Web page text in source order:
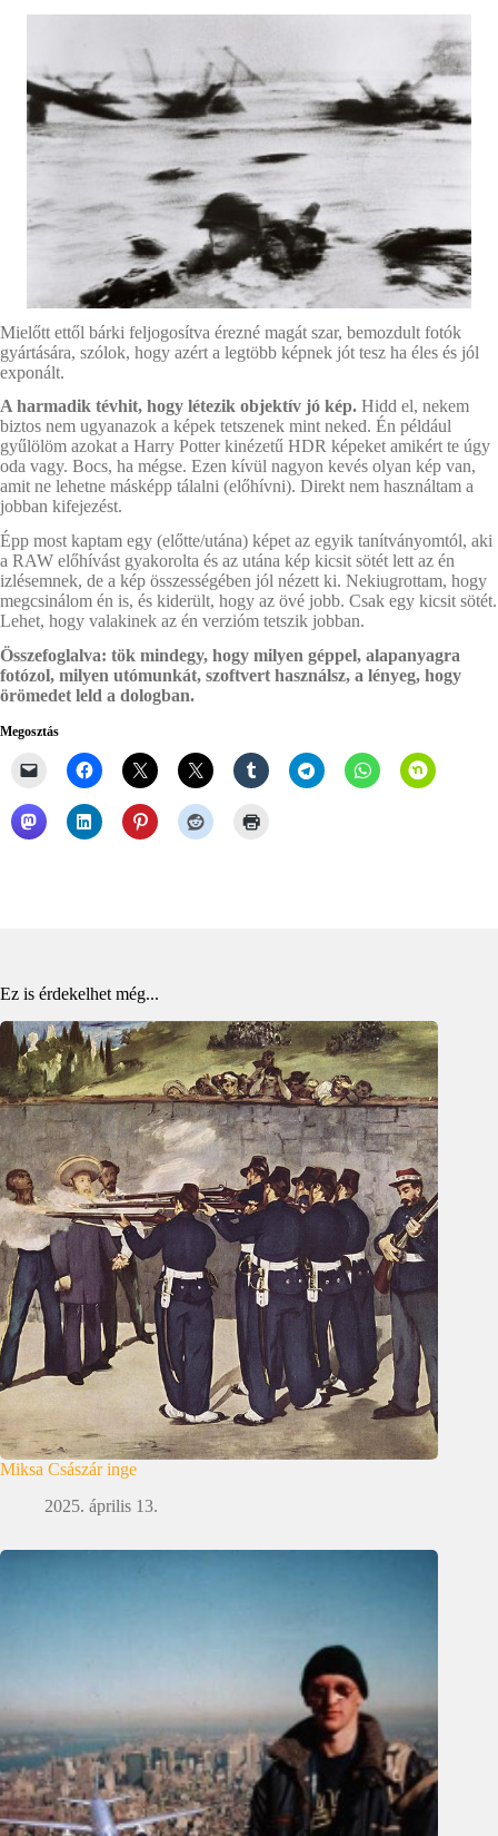
Mielőtt ettől bárki feljogosítva érezné magát szar, bemozdult fotók
gyártására, szólok, hogy azért a legtöbb képnek jót tesz ha éles és jól
exponált.
A harmadik tévhit, hogy létezik objektív jó kép. Hidd el, nekem
biztos nem ugyanazok a képek tetszenek mint neked. Én például
gyűlölöm azokat a Harry Potter kinézetű HDR képeket amikért te úgy
oda vagy. Bocs, ha mégse. Ezen kívül nagyon kevés olyan kép van,
amit ne lehetne másképp tálalni (előhívni). Direkt nem használtam a
jobban kifejezést.
Épp most kaptam egy (előtte/utána) képet az egyik tanítványomtól, aki
a RAW előhívást gyakorolta és az utána kép kicsit sötét lett az én
izlésemnek, de a kép összességében jól nézett ki. Nekiugrottam, hogy
megcsinálom én is, és kiderült, hogy az övé jobb. Csak egy kicsit sötét.
Lehet, hogy valakinek az én verzióm tetszik jobban.
Összefoglalva: tök mindegy, hogy milyen géppel, alapanyagra
fotózol, milyen utómunkát, szoftvert használsz, a lényeg, hogy
örömedet leld a dologban.
Megosztás
Ez is érdekelhet még...
Miksa Császár inge
2025. április 13.